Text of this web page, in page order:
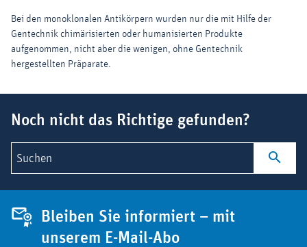
Bei den monoklonalen Antikörpern wurden nur die mit Hilfe der
Gentechnik chimärisierten oder humanisierten Produkte
aufgenommen, nicht aber die wenigen, ohne Gentechnik
hergestellten Präparate.
Noch nicht das Richtige gefunden?
Suchen
Bleiben Sie informiert – mit
unserem E-Mail-Abo